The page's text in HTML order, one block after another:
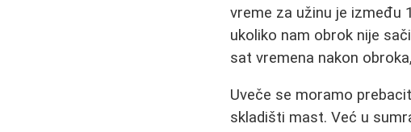
vreme za užinu je između
ukoliko nam obrok nije
sat vremena nakon
Uveče se moramo
skladišti mast. Već u